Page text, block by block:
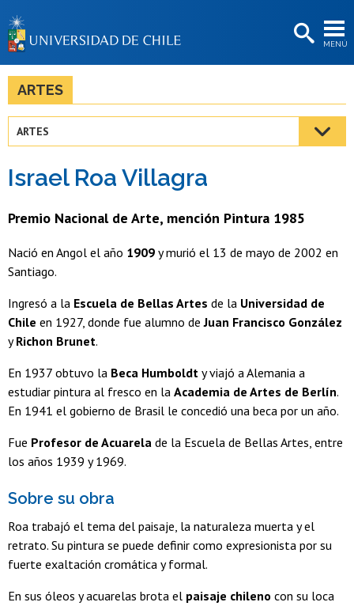
MENÚ
BIBLIOTECAS
Estudiantes
Académicas/os
Funcionarias/os
ARTES
ARTES
Israel Roa Villagra
Premio Nacional de Arte, mención Pintura 1985
Nació en Angol el año 1909 y murió el 13 de mayo de 2002 en
Santiago.
Ingresó a la Escuela de Bellas Artes de la Universidad de
Chile en 1927, donde fue alumno deJuan Francisco González
yRichon Brunet.
En 1937 obtuvo la Beca Humboldt y viajó a Alemania a
estudiar pintura al fresco en la Academia de Artes de Berlín.
En 1941 el gobierno de Brasil le concedió una beca por un año.
Fue Profesor de Acuarela de la Escuela de Bellas Artes, entre
los años 1939 y 1969.
Sobre su obra
Roa trabajó el tema del paisaje, la naturaleza muerta y el
retrato. Su pintura se puede definir como expresionista por su
fuerte exaltación cromática y formal.
En sus óleos y acuarelas brota el paisaje chileno con su loca